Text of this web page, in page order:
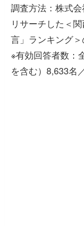
調査方法：株式
リサーチした＜
言」ランキング＞
※有効回答者数：
を含む）8,633名